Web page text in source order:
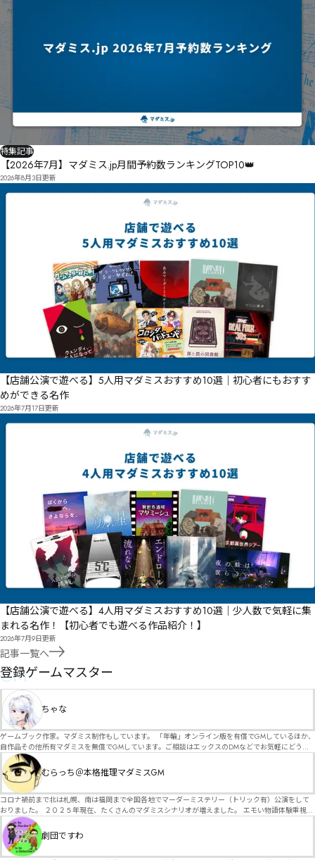
特集記事
【2026年7月】マダミス.jp月間予約数ランキングTOP10👑
2026年8月3日更新
【店舗公演で遊べる】5人用マダミスおすすめ10選｜初心者にもおすす
めができる名作
2026年7月17日更新
【店舗公演で遊べる】4人用マダミスおすすめ10選｜少人数で気軽に集
まれる名作！【初心者でも遊べる作品紹介！】
2026年7月9日更新
記事一覧へ
GM
登録ゲームマスター
ちゃな
ゲームブック作家。マダミス制作もしています。 「年輪」オンライン版を有償でGMしているほか、
自作品その他所有マダミスを無償でGMしています。ご相談はエックスのDMなどでお気軽にどう
ぞ。
むらっち＠本格推理マダミスGM
コロナ禍前まで北は札幌、南は福岡まで全国各地でマーダーミステリー（トリック有）公演をして
おりました。 ２０２５年現在、たくさんのマダミスシナリオが増えました。 エモい物語体験重視の
シナリオがマダミス・マーダーミステリーというジャンル名でたくさんあるため、そのようなシナ
リオは簡単に遊べます。 しかし、２～３時間ずっと考え＆議論して、見たことないトリックが解け
る閃きや犯人として逃げ切る楽しみのある本格推理マーダーミステリーを見つけることが難しくな
劇団ですわ